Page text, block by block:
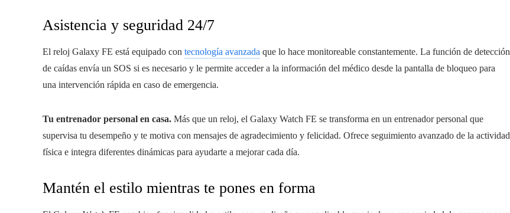
Asistencia y seguridad 24/7
El reloj Galaxy FE está equipado con tecnología avanzada que lo hace monitoreable constantemente. La función de detección
de caídas envía un SOS si es necesario y le permite acceder a la información del médico desde la pantalla de bloqueo para
una intervención rápida en caso de emergencia.
Tu entrenador personal en casa. Más que un reloj, el Galaxy Watch FE se transforma en un entrenador personal que
supervisa tu desempeño y te motiva con mensajes de agradecimiento y felicidad. Ofrece seguimiento avanzado de la actividad
física e integra diferentes dinámicas para ayudarte a mejorar cada día.
Mantén el estilo mientras te pones en forma